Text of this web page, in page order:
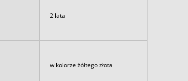
2 lata
w kolorze żółtego złota